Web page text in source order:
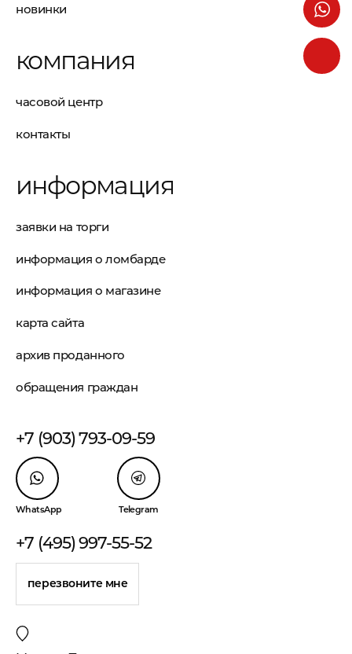
новинки
компания
часовой центр
контакты
информация
заявки на торги
информация о ломбарде
информация о магазине
карта сайта
архив проданного
обращения граждан
+7 (903) 793-09-59
WhatsApp Telegram
+7 (495) 997-55-52
перезвоните мне